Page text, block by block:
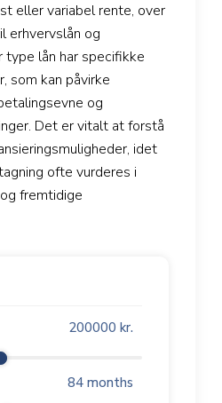
eller variabel rente, over
erhvervslån og
lån har specifikke
som kan påvirke
og
Det er vitalt at forstå
idet
ofte vurderes i
fremtidige
200000 kr.
84 months